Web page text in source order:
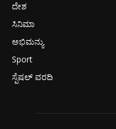
ದೇಶ
ಸಿನಿಮಾ
ಅಭಿಮನ್ಯು
Sport
ಸ್ಪೆಷಲ್ ವರದಿ